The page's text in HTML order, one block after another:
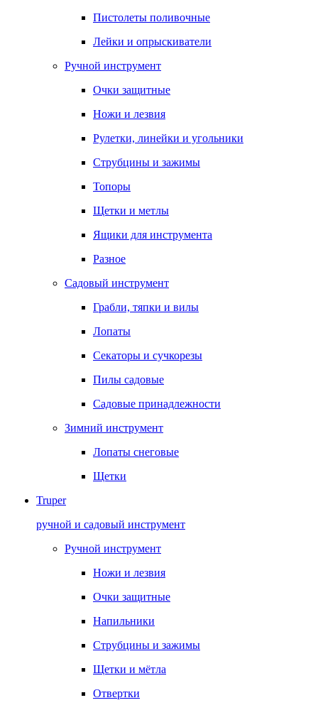
Пистолеты поливочные
Лейки и опрыскиватели
Ручной инструмент
Очки защитные
Ножи и лезвия
Рулетки, линейки и угольники
Струбцины и зажимы
Топоры
Щетки и метлы
Ящики для инструмента
Разное
Садовый инструмент
Грабли, тяпки и вилы
Лопаты
Секаторы и сучкорезы
Пилы садовые
Садовые принадлежности
Зимний инструмент
Лопаты снеговые
Щетки
Truper
ручной и садовый инструмент
Ручной инструмент
Ножи и лезвия
Очки защитные
Напильники
Струбцины и зажимы
Щетки и мётла
Отвертки